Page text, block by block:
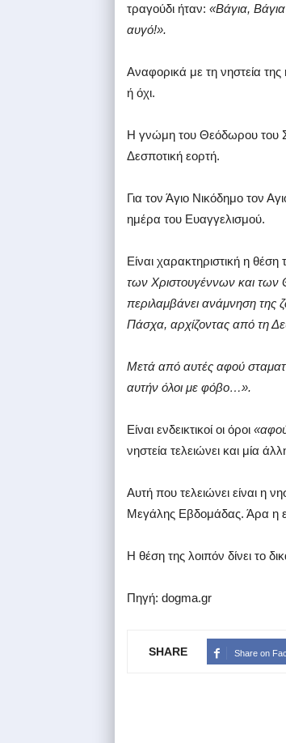
τραγούδι ήταν: «Βάγια,
αυγό!».
Αναφορικά με τη νηστεία
ή όχι.
Η γνώμη του Θεόδωρου του
Δεσποτική εορτή.
Για τον Άγιο Νικόδημο τον
ημέρα του Ευαγγελισμού.
Είναι χαρακτηριστική η
των Χριστουγέννων και των
περιλαμβάνει ανάμνηση της
Πάσχα, αρχίζοντας από τη
Μετά από αυτές αφού
αυτήν όλοι με φόβο…».
Είναι ενδεικτικοί οι όροι
νηστεία τελειώνει και μία
Αυτή που τελειώνει είναι η
Μεγάλης Εβδομάδας. Άρα η
Η θέση της λοιπόν δίνει το
Πηγή: dogma.gr
SHARE Share on